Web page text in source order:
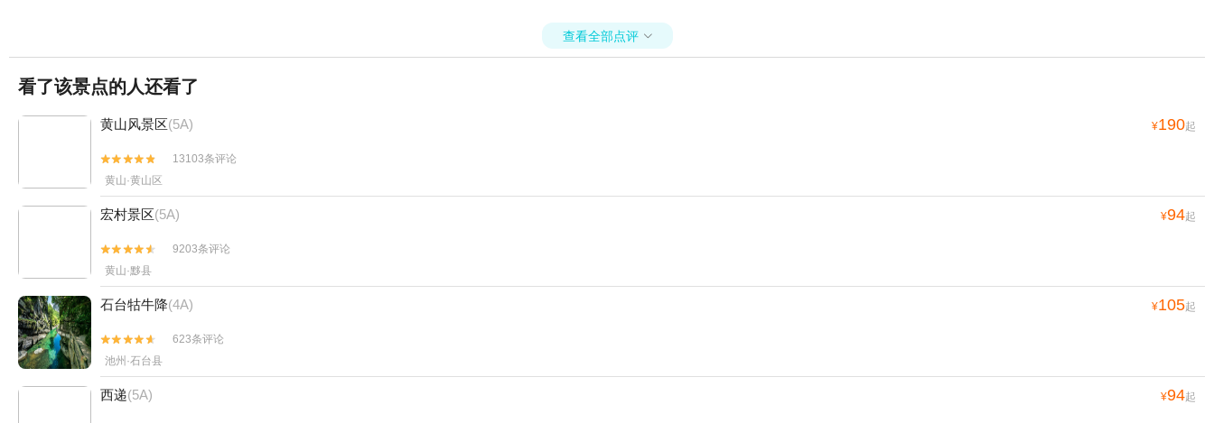
查看全部点评 
看了该景点的人还看了
黄山风景区(5A) ¥190起


13103条评论
黄山·黄山区
宏村景区(5A) ¥94起


9203条评论
黄山·黟县
石台牯牛降(4A) ¥105起


623条评论
池州·石台县
西递(5A) ¥94起